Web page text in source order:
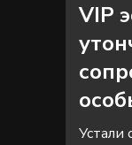
VIP
Устали